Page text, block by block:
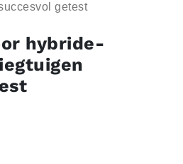
getest
hybride-